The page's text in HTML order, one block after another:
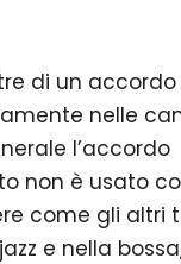
di un accordo
nelle
l’accordo
non è usato
come gli altri
e nella